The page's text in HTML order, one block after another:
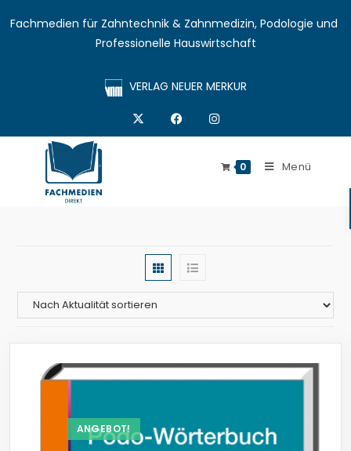
Fachmedien für Zahntechnik & Zahnmedizin, Podologie und
Professionelle Hauswirtschaft
VERLAG NEUER MERKUR
0 Menü
ANGEBOT!